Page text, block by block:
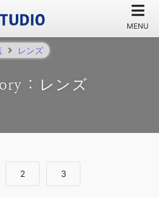
: レンズ
レンズ
2 3